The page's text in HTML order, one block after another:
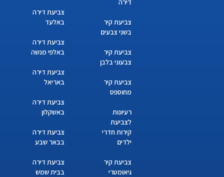
דירה
צביעת קיר
בשני צבעים
צביעת קיר
צבעוני בלבן
צביעת קיר
מחוספס
רעיונות
לצביעת
קירות חדרי
ילדים
צביעת קיר
גיאומטרי
צביעת דירה
באלעד
צביעת דירה
באלפי מנשה
צביעת דירה
באריאל
צביעת דירה
באשקלון
צביעת דירה
בבאר שבע
צביעת דירה
בבית שמש